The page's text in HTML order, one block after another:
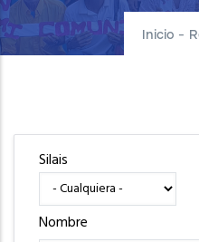
Inicio -
Silais
Nombre